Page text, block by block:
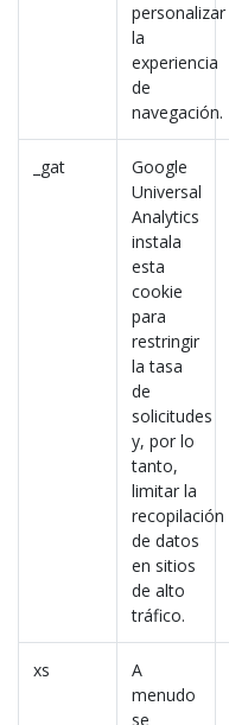
personalizar
la
experiencia
de
navegación.
_gat
Google
Universal
Analytics
instala
esta
cookie
para
restringir
la tasa
de
solicitudes
y, por lo
tanto,
limitar la
recopilación
de datos
en sitios
de alto
tráfico.
xs
A
menudo
se